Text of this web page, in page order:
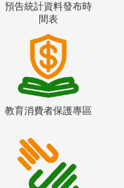
預告統計資料發布時
間表
教育消費者保護專區